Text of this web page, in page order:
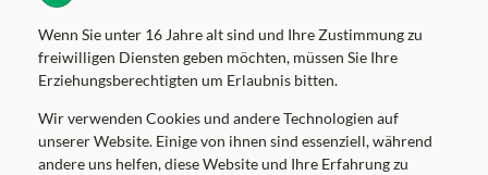
Parteienverkehrszeiten
MO
8.00-12.00 Uhr
DI
8.00-12.00 Uhr
Wenn Sie unter 16 Jahre alt sind und Ihre Zustimmung zu
freiwilligen Diensten geben möchten, müssen Sie Ihre
Erziehungsberechtigten um Erlaubnis bitten.
Wir verwenden Cookies und andere Technologien auf
unserer Website. Einige von ihnen sind essenziell, während
andere uns helfen, diese Website und Ihre Erfahrung zu